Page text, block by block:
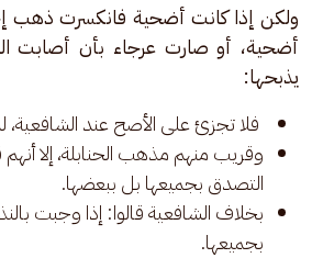
ولكن إذا كانت أضحية فانكسرت ذهب
أضحية، أو صارت عرجاء بأن أصابت
يذبحها:
فلا تجزئ على الأصح عند
وقريب منهم مذهب الحنابلة، إلا أنهم
التصدق بجميعها بل ببعضها.
بخلاف الشافعية قالوا: إذا وجبت
بجميعها.